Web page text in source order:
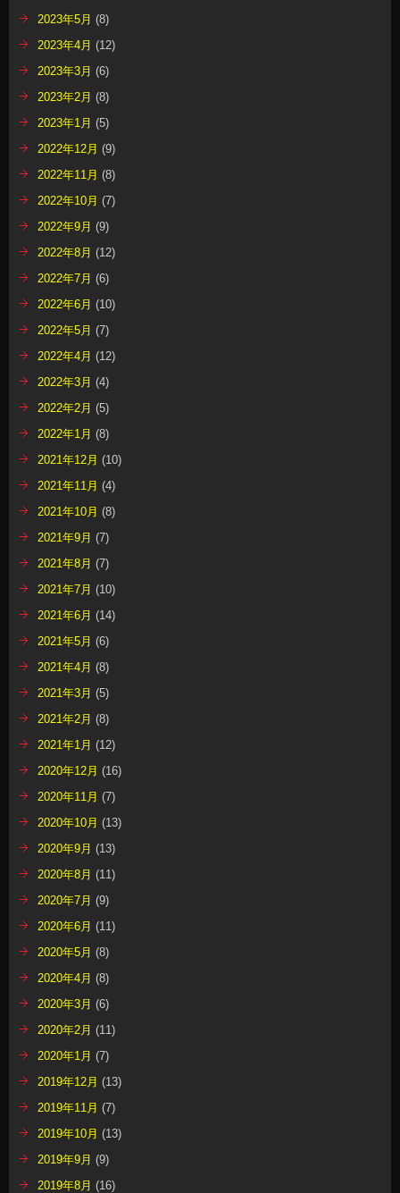
2023年5月 (8)
2023年4月 (12)
2023年3月 (6)
2023年2月 (8)
2023年1月 (5)
2022年12月 (9)
2022年11月 (8)
2022年10月 (7)
2022年9月 (9)
2022年8月 (12)
2022年7月 (6)
2022年6月 (10)
2022年5月 (7)
2022年4月 (12)
2022年3月 (4)
2022年2月 (5)
2022年1月 (8)
2021年12月 (10)
2021年11月 (4)
2021年10月 (8)
2021年9月 (7)
2021年8月 (7)
2021年7月 (10)
2021年6月 (14)
2021年5月 (6)
2021年4月 (8)
2021年3月 (5)
2021年2月 (8)
2021年1月 (12)
2020年12月 (16)
2020年11月 (7)
2020年10月 (13)
2020年9月 (13)
2020年8月 (11)
2020年7月 (9)
2020年6月 (11)
2020年5月 (8)
2020年4月 (8)
2020年3月 (6)
2020年2月 (11)
2020年1月 (7)
2019年12月 (13)
2019年11月 (7)
2019年10月 (13)
2019年9月 (9)
2019年8月 (16)